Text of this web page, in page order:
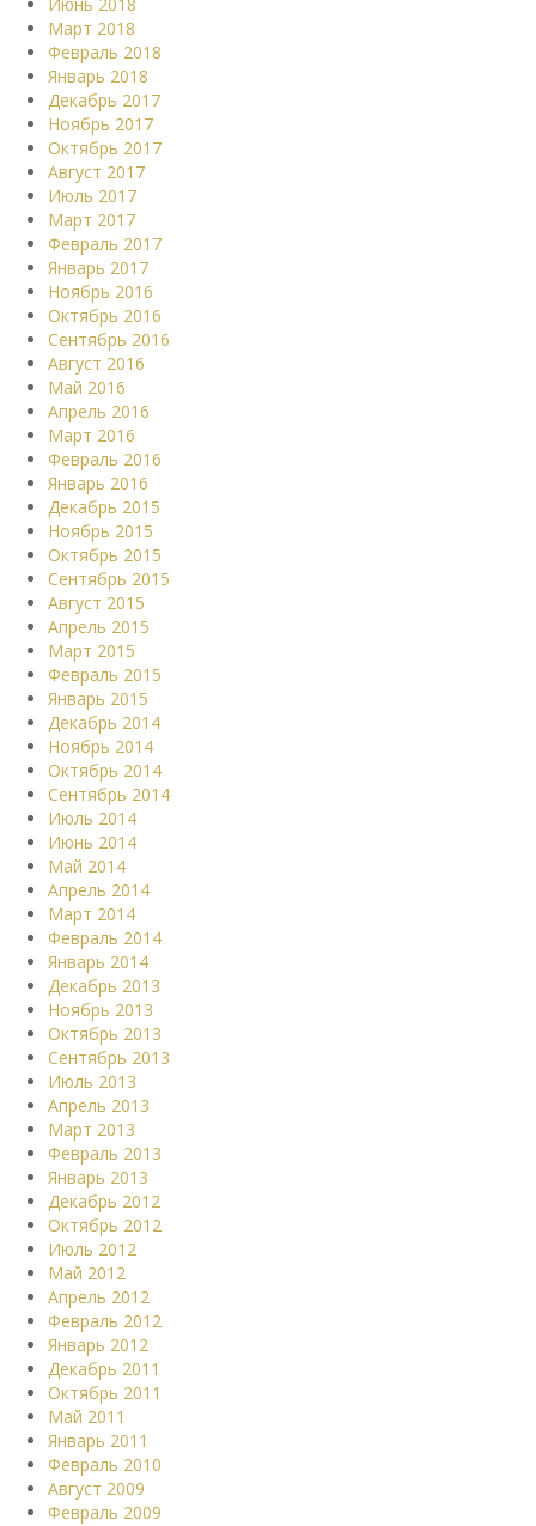
Март 2018
Февраль 2018
Январь 2018
Декабрь 2017
Ноябрь 2017
Октябрь 2017
Август 2017
Июль 2017
Март 2017
Февраль 2017
Январь 2017
Ноябрь 2016
Октябрь 2016
Сентябрь 2016
Август 2016
Май 2016
Апрель 2016
Март 2016
Февраль 2016
Январь 2016
Декабрь 2015
Ноябрь 2015
Октябрь 2015
Сентябрь 2015
Август 2015
Апрель 2015
Март 2015
Февраль 2015
Январь 2015
Декабрь 2014
Ноябрь 2014
Октябрь 2014
Сентябрь 2014
Июль 2014
Июнь 2014
Май 2014
Апрель 2014
Март 2014
Февраль 2014
Январь 2014
Декабрь 2013
Ноябрь 2013
Октябрь 2013
Сентябрь 2013
Июль 2013
Апрель 2013
Март 2013
Февраль 2013
Январь 2013
Декабрь 2012
Октябрь 2012
Июль 2012
Май 2012
Апрель 2012
Февраль 2012
Январь 2012
Декабрь 2011
Октябрь 2011
Май 2011
Январь 2011
Февраль 2010
Август 2009
Февраль 2009